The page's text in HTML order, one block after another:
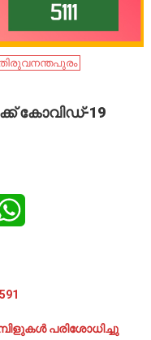
കോവിഡ്-19
പരിശോധിച്ചു